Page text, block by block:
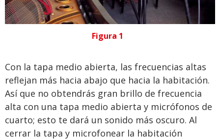
Figura 1
Con la tapa medio abierta, las frecuencias altas
reflejan más hacia abajo que hacia la habitación.
Así que no obtendrás gran brillo de frecuencia
alta con una tapa medio abierta y micrófonos de
cuarto; esto te dará un sonido más oscuro. Al
cerrar la tapa y microfonear la habitación